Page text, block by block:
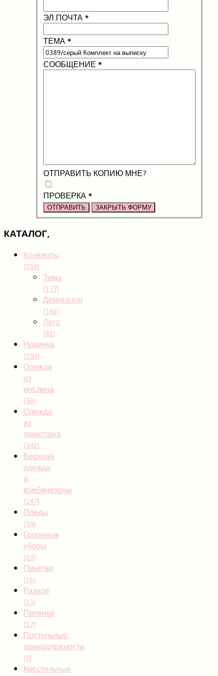
ЭЛ.ПОЧТА*
ТЕМА*
СООБЩЕНИЕ *
ОТПРАВИТЬ КОПИЮ МНЕ?
ПРОВЕРКА*
ОТПРАВИТЬ ЗАКРЫТЬ ФОРМУ
КАТАЛОГ,
Конверты
[264]
Зима
[137]
Демисезон
[142]
Лето
[82]
Новинки
[153]
Одежда
из
муслина
[56]
Одежда
из
трикотажа
[342]
Верхняя
одежда
и
комбинезоны
[147]
Пледы
[54]
Головные
уборы
[69]
Пинетки
[16]
Разное
[13]
Пеленки
[17]
Постельные
принадлежности
[0]
Крестильные